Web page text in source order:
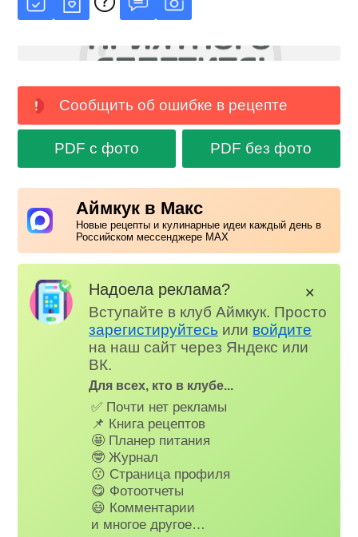
Сообщить об ошибке в рецепте
PDF с фото PDF без фото
Аймкук в Макс
Новые рецепты и кулинарные идеи каждый день в
Российском мессенджере MAX
Надоела реклама?
Вступайте в клуб Аймкук. Просто
зарегистируйтесь или войдите
на наш сайт через Яндекс или
ВК.
Для всех, кто в клубе...
✅ Почти нет рекламы
📌 Книга рецептов
🤩 Планер питания
🤓 Журнал
😗 Страница профиля
😋 Фотоотчеты
😃 Комментарии
и многое другое…
✕